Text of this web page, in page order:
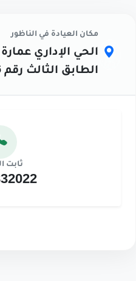
مكان العيادة في الناظور
الحي الإداري
الطابق الثالث رقم 16
ثابت